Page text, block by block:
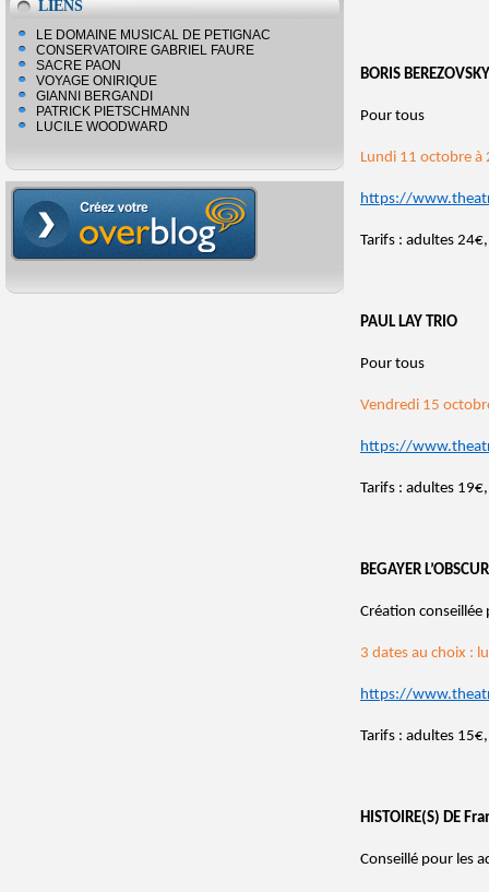
LIENS
LE DOMAINE MUSICAL DE PETIGNAC
CONSERVATOIRE GABRIEL FAURE
SACRE PAON
VOYAGE ONIRIQUE
GIANNI BERGANDI
PATRICK PIETSCHMANN
LUCILE WOODWARD
BORIS
Pour tous
Lundi 11 octobre à
https://
Tarifs : adultes
PAUL LAY TRIO
Pour tous
Vendredi 15
https://
Tarifs : adultes
BEGAYER L’OBSCUR
Création
3 dates au choix :
https://
Tarifs : adultes
HISTOIRE(S) DE
Conseillé pour les